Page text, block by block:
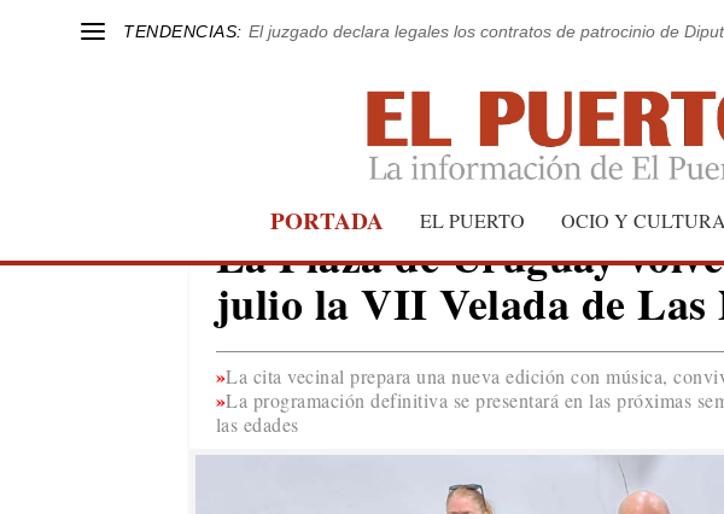
TENDENCIAS: El juzgado declara legales los contratos de patrocinio de
PORTADA EL PUERTO OCIO Y CULTURA
EL PUERTO
La Plaza de Uruguay
julio la VII Velada de Las
La cita vecinal prepara una nueva edición con música,
La programación definitiva se presentará en las próximas
las edades